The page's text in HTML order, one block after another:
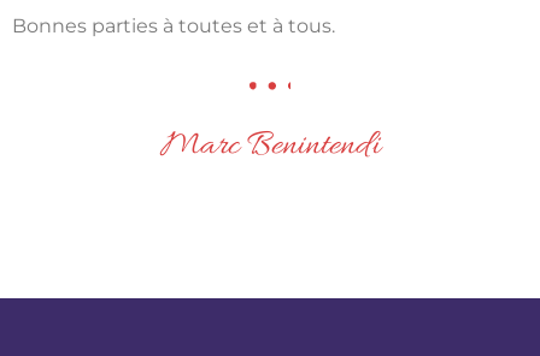
Bonnes parties à toutes et à tous.
Marc Benintendi